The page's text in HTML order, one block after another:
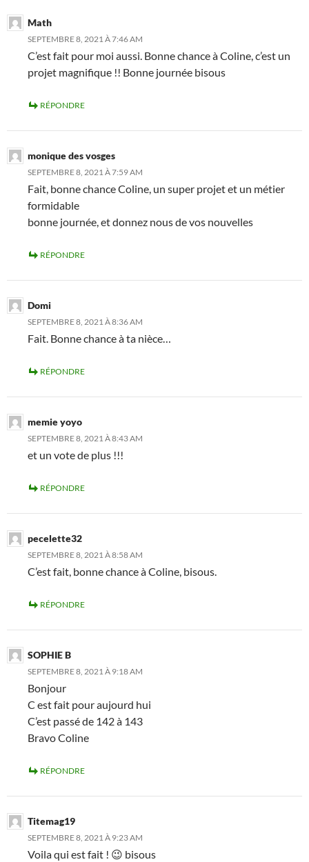
Math
SEPTEMBRE 8, 2021 À 7:46 AM
C’est fait pour moi aussi. Bonne chance à Coline, c’est un
projet magnifique !! Bonne journée bisous
RÉPONDRE
monique des vosges
SEPTEMBRE 8, 2021 À 7:59 AM
Fait, bonne chance Coline, un super projet et un métier
formidable
bonne journée, et donnez nous de vos nouvelles
RÉPONDRE
Domi
SEPTEMBRE 8, 2021 À 8:36 AM
Fait. Bonne chance à ta nièce…
RÉPONDRE
memie yoyo
SEPTEMBRE 8, 2021 À 8:43 AM
et un vote de plus !!!
RÉPONDRE
pecelette32
SEPTEMBRE 8, 2021 À 8:58 AM
C’est fait, bonne chance à Coline, bisous.
RÉPONDRE
SOPHIE B
SEPTEMBRE 8, 2021 À 9:18 AM
Bonjour
C est fait pour aujourd hui
C’est passé de 142 à 143
Bravo Coline
RÉPONDRE
Titemag19
SEPTEMBRE 8, 2021 À 9:23 AM
Voila qui est fait ! 😉 bisous